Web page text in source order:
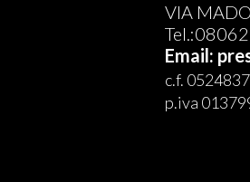
VIA
Email:
c.f.
p.iva